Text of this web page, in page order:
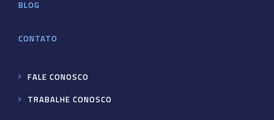
BLOG
CONTATO
FALE CONOSCO
TRABALHE CONOSCO